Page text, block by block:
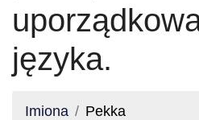
języka.
Imiona Pekka